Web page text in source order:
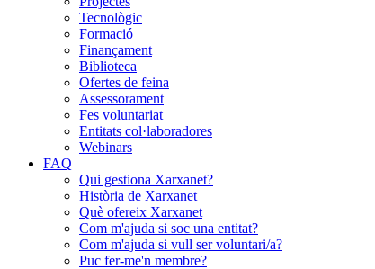
Tecnològic
Formació
Finançament
Biblioteca
Ofertes de feina
Assessorament
Fes voluntariat
Entitats col·laboradores
Webinars
FAQ
Qui gestiona Xarxanet?
Història de Xarxanet
Què ofereix Xarxanet
Com m'ajuda si soc una entitat?
Com m'ajuda si vull ser voluntari/a?
Puc fer-me'n membre?